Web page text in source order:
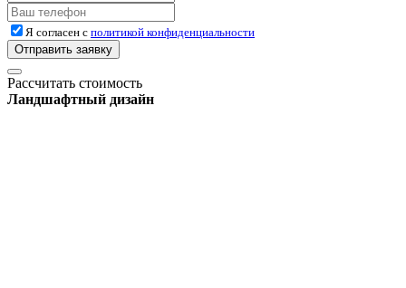
Я согласен с политикой конфиденциальности
Отправить заявку
Рассчитать стоимость
Ландшафтный дизайн